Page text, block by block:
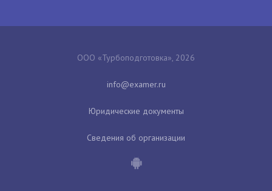
ООО «Турбоподготовка», 2026
Юридические документы
Сведения об организации